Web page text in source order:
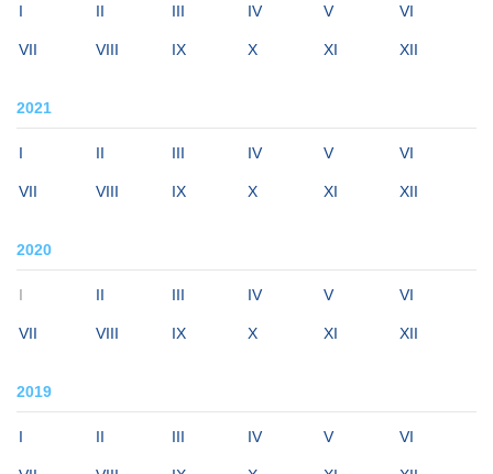
I II III IV V VI
VII VIII IX X XI XII
2021
I II III IV V VI
VII VIII IX X XI XII
2020
I II III IV V VI
VII VIII IX X XI XII
2019
I II III IV V VI